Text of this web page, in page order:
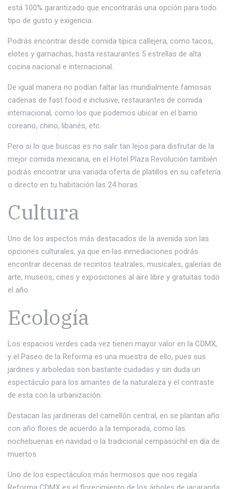
está 100% garantizado que encontrarás una opción para todo
tipo de gusto y exigencia.
Podrás encontrar desde comida típica callejera, como tacos,
elotes y garnachas, hasta restaurantes 5 estrellas de alta
cocina nacional e internacional.
De igual manera no podían faltar las mundialmente famosas
cadenas de fast food e inclusive, restaurantes de comida
internacional, como los que podemos ubicar en el barrio
coreano, chino, libanés, etc.
Pero si lo que buscas es no salir tan lejos para disfrutar de la
mejor comida mexicana, en el Hotel Plaza Revolución también
podrás encontrar una variada oferta de platillos en su cafetería
o directo en tu habitación las 24 horas.
Cultura
Uno de los aspectos más destacados de la avenida son las
opciones culturales, ya que en las inmediaciones podrás
encontrar decenas de recintos teatrales, musicales, galerías de
arte, museos, cines y exposiciones al aire libre y gratuitas todo
el año.
Ecología
Los espacios verdes cada vez tienen mayor valor en la CDMX,
y el Paseo de la Reforma es una muestra de ello, pues sus
jardines y arboledas son bastante cuidadas y sin duda un
espectáculo para los amantes de la naturaleza y el contraste
de esta con la urbanización.
Destacan las jardineras del camellón central, en se plantan año
con año flores de acuerdo a la temporada, como las
nochebuenas en navidad o la tradicional cempasúchil en día de
muertos.
Uno de los espectáculos más hermosos que nos regala